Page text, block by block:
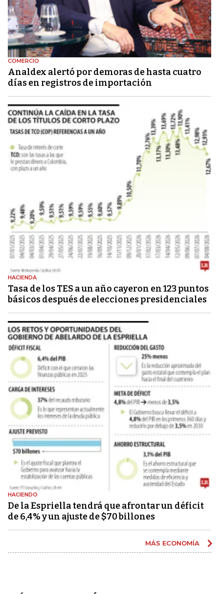
COMERCIO
Analdex alertó por demoras de hasta cuatro
días en registros de importación
HACIENDA
Tasa de los TES a un año cayeron en 123 puntos
básicos después de elecciones presidenciales
HACIENDO
De la Espriella tendrá que afrontar un déficit
de 6,4% y un ajuste de $70 billones
MÁS ECONOMÍA